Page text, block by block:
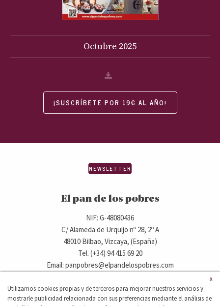
Octubre 2025
¡SUSCRÍBETE POR 19€ AL AÑO!
El pan de los pobres
NIF: G-48080436
C/ Alameda de Urquijo nº 28, 2º A
48010 Bilbao, Vizcaya, (España)
Tel. (+34) 94 415 69 20
Email: panpobres@elpandelospobres.com
NEWSLETTER
© 2020 elpandelospobres.com.
Aviso legal
Cláusula de exención de responsabilidad
x
Utilizamos cookies propias y de terceros para mejorar nuestros servicios y
mostrarle publicidad relacionada con sus preferencias mediante el análisis de